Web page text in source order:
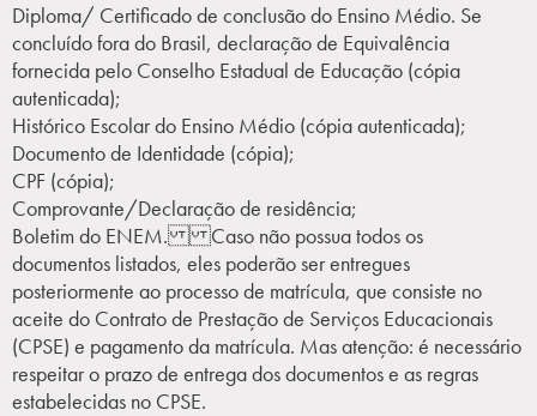
Diploma/ Certificado de conclusão do Ensino Médio. Se
concluído fora do Brasil, declaração de Equivalência
fornecida pelo Conselho Estadual de Educação (cópia
autenticada);
Histórico Escolar do Ensino Médio (cópia autenticada);
Documento de Identidade (cópia);
CPF (cópia);
Comprovante/Declaração de residência;
Boletim do ENEM. Caso não possua todos os
documentos listados, eles poderão ser entregues
posteriormente ao processo de matrícula, que consiste no
aceite do Contrato de Prestação de Serviços Educacionais
(CPSE) e pagamento da matrícula. Mas atenção: é necessário
respeitar o prazo de entrega dos documentos e as regras
estabelecidas no CPSE.